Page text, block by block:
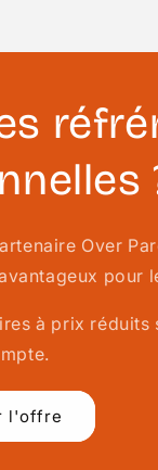
Over
pour
à prix
l'offre